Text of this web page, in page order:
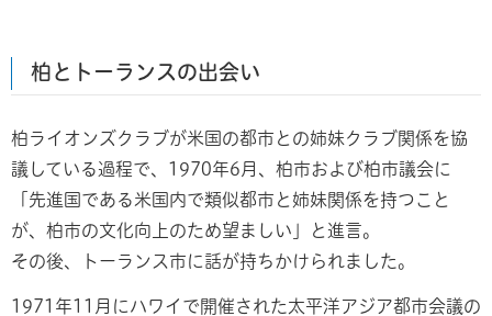
柏とトーランスの出会い
柏ライオンズクラブが米国の都市との姉妹クラブ関係を協
議している過程で、1970年6月、柏市および柏市議会に
「先進国である米国内で類似都市と姉妹関係を持つこと
が、柏市の文化向上のため望ましい」と進言。
その後、トーランス市に話が持ちかけられました。
1971年11月にハワイで開催された太平洋アジア都市会議の